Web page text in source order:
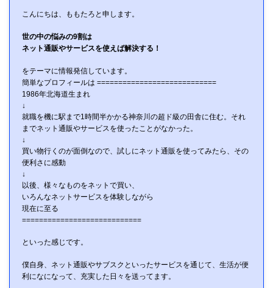
こんにちは、ももたろと申します。
世の中の悩みの9割は
ネット通販やサービスを使えば解決する！
をテーマに情報発信しています。
簡単なプロフィールは ============================
1986年北海道生まれ
↓
就職を機に駅まで1時間半かかる神奈川の超ド級の田舎に住む。それ
までネット通販やサービスを使ったことがなかった。
↓
買い物行くのが面倒なので、試しにネット通販を使ってみたら、その
便利さに感動
↓
以後、様々なものをネットで買い、
いろんなネットサービスを体験しながら
現在に至る
============================
といった感じです。
僕自身、ネット通販やサブスクといったサービスを通じて、生活が便
利になになって、充実した日々を送ってます。